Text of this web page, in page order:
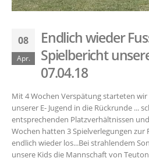
08
Apr.
Endlich wieder
Spielbericht
07.04.18
Mit 4 Wochen Verspätung starteten
unserer E- Jugend in die Rückrunde ...
entsprechenden Platzverhältnissen
Wochen hatten 3 Spielverlegungen zur
endlich wieder los...Bei strahlendem
unsere Kids die Mannschaft von